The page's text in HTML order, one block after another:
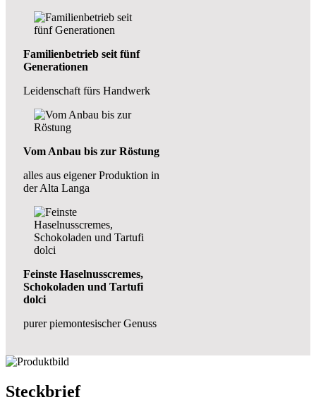
Familienbetrieb seit fünf
Generationen
Leidenschaft fürs Handwerk
Vom Anbau bis zur Röstung
alles aus eigener Produktion in
der Alta Langa
Feinste Haselnusscremes,
Schokoladen und Tartufi
dolci
purer piemontesischer Genuss
Steckbrief